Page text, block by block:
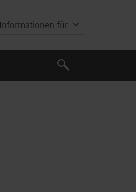
Informationen für
Suche
Suche